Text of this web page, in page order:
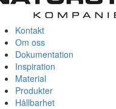
Kontakt
Om oss
Dokumentation
Inspiration
Material
Produkter
Hållbarhet